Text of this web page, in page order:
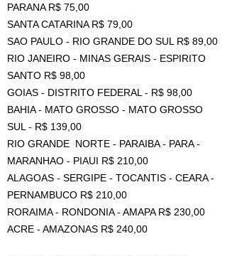
PARANA R$ 75,00
SANTA CATARINA R$ 79,00
SAO PAULO - RIO GRANDE DO SUL R$ 89,00
RIO JANEIRO - MINAS GERAIS - ESPIRITO
SANTO R$ 98,00
GOIAS - DISTRITO FEDERAL - R$ 98,00
BAHIA - MATO GROSSO - MATO GROSSO
SUL - R$ 139,00
RIO GRANDE NORTE - PARAIBA - PARA -
MARANHAO - PIAUI R$ 210,00
ALAGOAS - SERGIPE - TOCANTIS - CEARA -
PERNAMBUCO R$ 210,00
RORAIMA - RONDONIA - AMAPA R$ 230,00
ACRE - AMAZONAS R$ 240,00